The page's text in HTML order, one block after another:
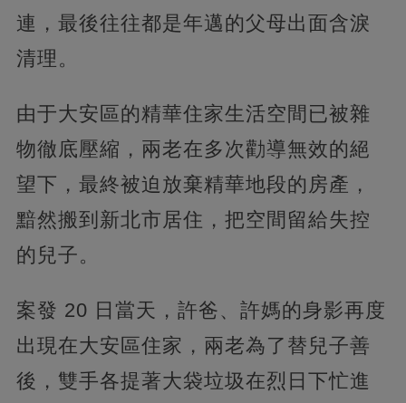
連，最後往往都是年邁的父母出面含淚
清理。
由于大安區的精華住家生活空間已被雜
物徹底壓縮，兩老在多次勸導無效的絕
望下，最終被迫放棄精華地段的房產，
黯然搬到新北市居住，把空間留給失控
的兒子。
案發 20 日當天，許爸、許媽的身影再度
出現在大安區住家，兩老為了替兒子善
後，雙手各提著大袋垃圾在烈日下忙進